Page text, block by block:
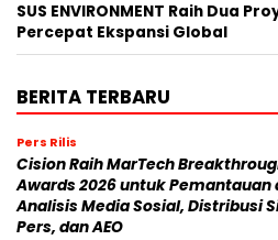
SUS ENVIRONMENT Raih Dua
Percepat Ekspansi Global
BERITA TERBARU
Pers Rilis
Cision Raih MarTech
Awards 2026 untuk Pemantauan
Analisis Media Sosial, Distribusi
Pers, dan AEO